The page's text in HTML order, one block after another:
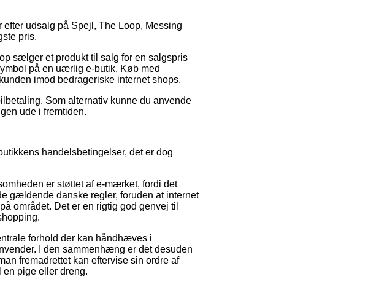
udsalg på Spejl, The Loop, Messing
pris.
sælger et produkt til salg for en salgspris
på en uærlig e-butik. Køb med
imod bedrageriske internet shops.
Som alternativ kunne du anvende
ude i fremtiden.
handelsbetingelser, det er dog
er støttet af e-mærket, fordi det
gældende danske regler, foruden at internet
området. Det er en rigtig god genvej til
forhold der kan håndhæves i
I den sammenhæng er det desuden
fremadrettet kan eftervise sin ordre af
pige eller dreng.